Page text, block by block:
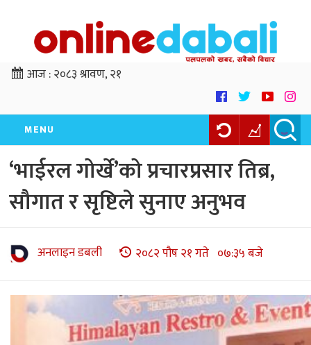
आज :२०८३ श्रावण, २१
MENU
‘भाईरल गोर्खे’को प्रचारप्रसार तिब्र,
सौगात र सृष्टिले सुनाए अनुभव
अनलाइन डबली २०८२ पौष २१ गते ०७:३५ बजे